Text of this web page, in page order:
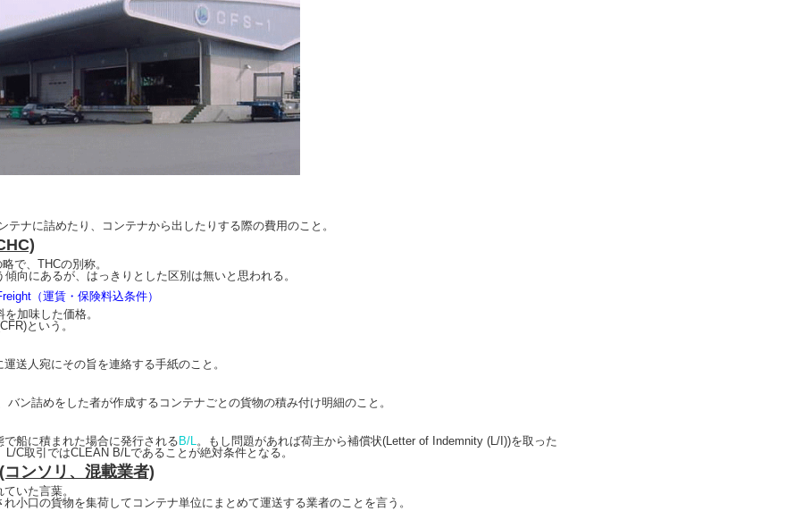
テナに詰めたり、コンテナから出したりする際の費用のこと。
で、THCの別称。
向にあるが、はっきりとした区別は無いと思われる。
（運賃・保険料込条件）
加味した価格。
という。
送人宛にその旨を連絡する手紙のこと。
バン詰めをした者が作成するコンテナごとの貨物の積み付け明細のこと。
船に積まれた場合に発行される B/L。もし問題があれば荷主から補償状(Letter of Indemnity (L/I))を取った
C取引ではCLEAN B/Lであることが絶対条件となる。
ンソリ、混載業者)
いた言葉。
小口の貨物を集荷してコンテナ単位にまとめて運送する業者のことを言う。